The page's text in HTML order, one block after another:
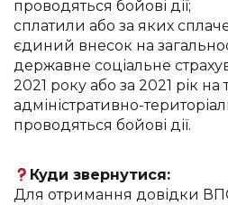
проводяться бойові дії;
сплатили або за яких
єдиний внесок на
державне соціальне
2021 року або за 2021 рік на
адміністративно-
проводяться бойові дії.
Куди звернутися:
Для отримання довідки